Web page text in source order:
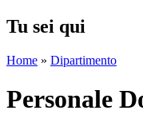
Tu sei qui
Home » Dipartimento
Personale